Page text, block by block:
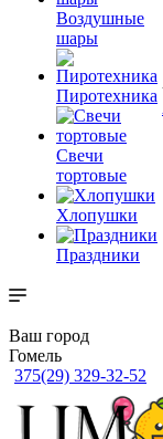
Воздушные
шары
Пиротехника
Свечи
тортовые
Хлопушки
Праздники
Ваш город
Гомель
375(29) 329-32-52